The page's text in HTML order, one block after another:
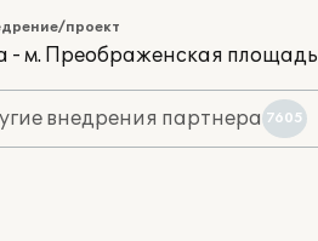
проект
- м. Преображенская площадь
внедрения партнера 7605